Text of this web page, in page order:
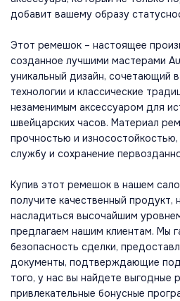
добавит вашему образу
Этот ремешок – настоящее
созданное лучшими мастерами
уникальный дизайн, сочетающий
технологии и классические
незаменимым аксессуаром для
швейцарских часов. Материал
прочностью и
службу и сохранение
Купив этот ремешок в нашем
получите качественный продукт,
насладиться высочайшим
предлагаем нашим клиентам. Мы
безопасность сделки,
документы, подтверждающие
того, у нас вы найдете выгодные
привлекательные бонусные